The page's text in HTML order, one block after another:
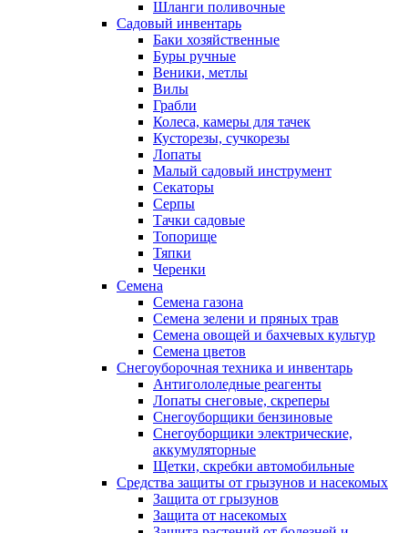
Шланги поливочные
Садовый инвентарь
Баки хозяйственные
Буры ручные
Веники, метлы
Вилы
Грабли
Колеса, камеры для тачек
Кусторезы, сучкорезы
Лопаты
Малый садовый инструмент
Секаторы
Серпы
Тачки садовые
Топорище
Тяпки
Черенки
Семена
Семена газона
Семена зелени и пряных трав
Семена овощей и бахчевых культур
Семена цветов
Снегоуборочная техника и инвентарь
Антигололедные реагенты
Лопаты снеговые, скреперы
Снегоуборщики бензиновые
Снегоуборщики электрические,
аккумуляторные
Щетки, скребки автомобильные
Средства защиты от грызунов и насекомых
Защита от грызунов
Защита от насекомых